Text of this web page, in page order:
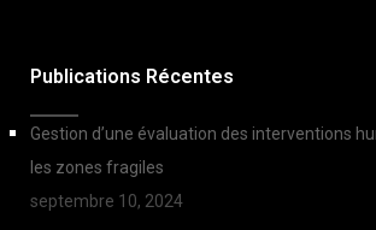
Publications Récentes
Gestion d’une évaluation des interventions
les zones fragiles
septembre 10, 2024